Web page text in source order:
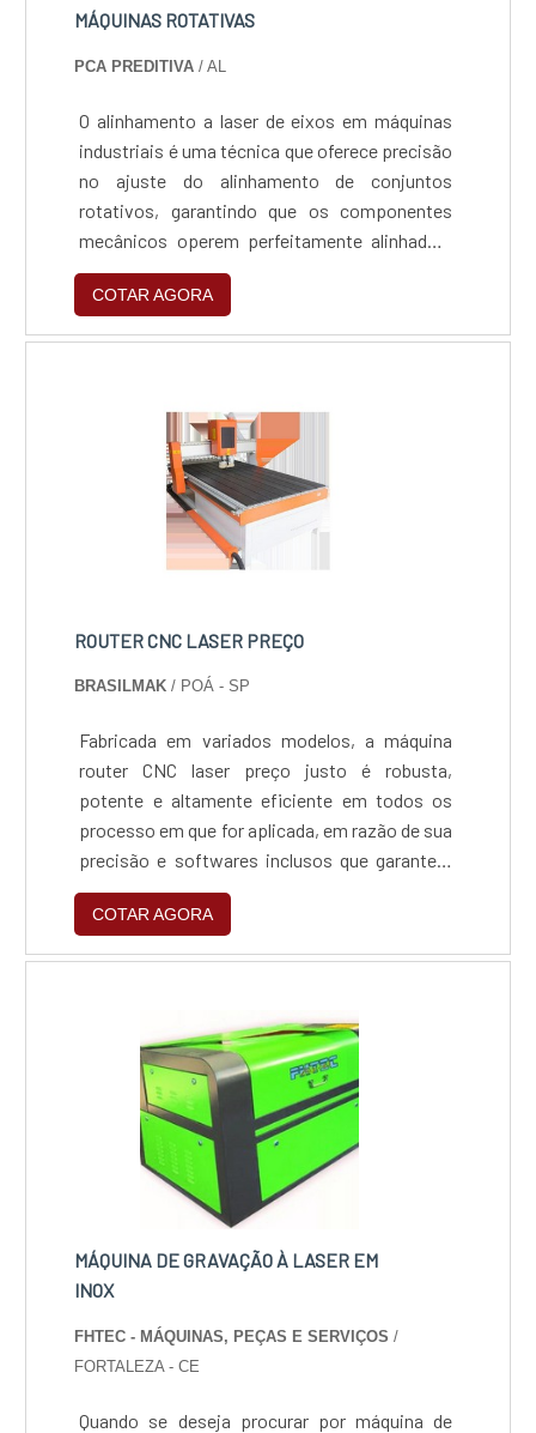
MÁQUINAS ROTATIVAS
PCA PREDITIVA / AL
O alinhamento a laser de eixos em máquinas
industriais é uma técnica que oferece precisão
no ajuste do alinhamento de conjuntos
rotativos, garantindo que os componentes
mecânicos operem perfeitamente alinhados,
minimizando o desgaste excessivo, risco de
paradas não programadas, aumentando a
eficiência operacional.
COTAR AGORA
ROUTER CNC LASER PREÇO
BRASILMAK / POÁ - SP
Fabricada em variados modelos, a máquina
router CNC laser preço justo é robusta,
potente e altamente eficiente em todos os
processo em que for aplicada, em razão de sua
precisão e softwares inclusos que garantem
uma operação mais segura e exata, exigindo o
mínimo de intervenção humana.VANTAGENS
DO ROUTER CNC LASERA grande finalidade do
com um grau de rigidez menor ou apenas em
determinadas partes, a exemplo do al.
COTAR AGORA
MÁQUINA DE GRAVAÇÃO À LASER EM
INOX
FHTEC - MÁQUINAS, PEÇAS E SERVIÇOS /
FORTALEZA - CE
Quando se deseja procurar por máquina de